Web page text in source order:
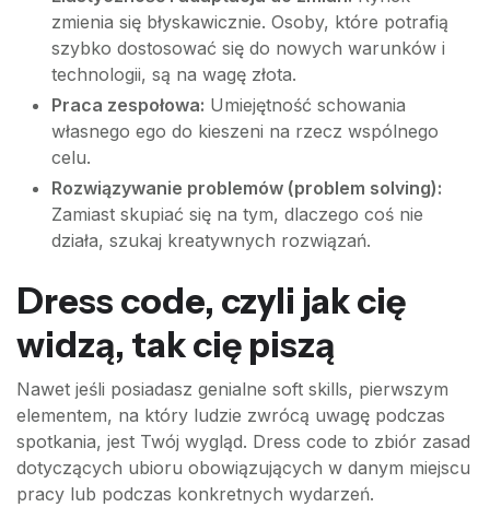
zmienia się błyskawicznie. Osoby, które potrafią
szybko dostosować się do nowych warunków i
technologii, są na wagę złota.
Praca zespołowa: Umiejętność schowania
własnego ego do kieszeni na rzecz wspólnego
celu.
Rozwiązywanie problemów (problem solving):
Zamiast skupiać się na tym, dlaczego coś nie
działa, szukaj kreatywnych rozwiązań.
Dress code, czyli jak cię
widzą, tak cię piszą
Nawet jeśli posiadasz genialne soft skills, pierwszym
elementem, na który ludzie zwrócą uwagę podczas
spotkania, jest Twój wygląd. Dress code to zbiór zasad
dotyczących ubioru obowiązujących w danym miejscu
pracy lub podczas konkretnych wydarzeń.